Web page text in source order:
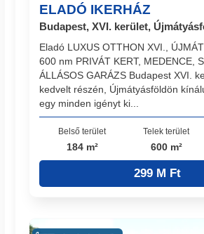
ELADÓ IKERHÁZ
Budapest, XVI. kerület,
Eladó LUXUS OTTHON XVI.,
600 nm PRIVÁT KERT, MEDENCE,
ÁLLÁSOS GARÁZS Budapest XVI.
kedvelt részén, Újmátyásföldön
egy minden igényt ki...
Belső terület
184 m²
Telek terület
600 m²
299 M Ft